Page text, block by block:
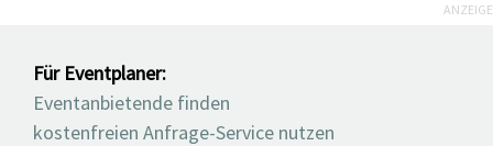
ANZEIGE
Für Eventplaner:
Eventanbietende finden
kostenfreien Anfrage-Service nutzen